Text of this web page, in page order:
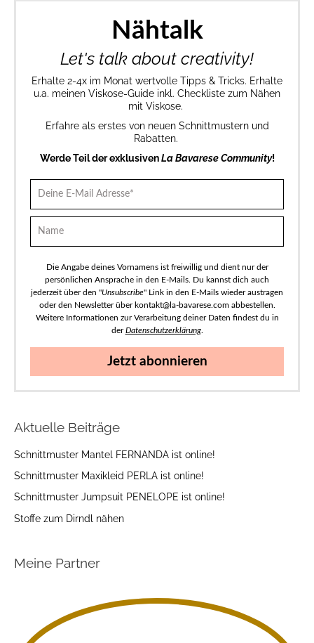
Nähtalk
Let's talk about creativity!
Erhalte 2-4x im Monat wertvolle Tipps & Tricks. Erhalte
u.a. meinen Viskose-Guide inkl. Checkliste zum Nähen
mit Viskose.
Erfahre als erstes von neuen Schnittmustern und
Rabatten.
Werde Teil der exklusivenLa Bavarese Community!
Die Angabe deines Vornamens ist freiwillig und dient nur der
persönlichen Ansprache in den E-Mails. Du kannst dich auch
jederzeit über den "Unsubscribe" Link in den E-Mails wieder austragen
oder den Newsletter über kontakt@la-bavarese.com abbestellen.
Weitere Informationen zur Verarbeitung deiner Daten findest du in
derDatenschutzerklärung.
Jetzt abonnieren
Aktuelle Beiträge
Schnittmuster Mantel FERNANDA ist online!
Schnittmuster Maxikleid PERLA ist online!
Schnittmuster Jumpsuit PENELOPE ist online!
Stoffe zum Dirndl nähen
Meine Partner